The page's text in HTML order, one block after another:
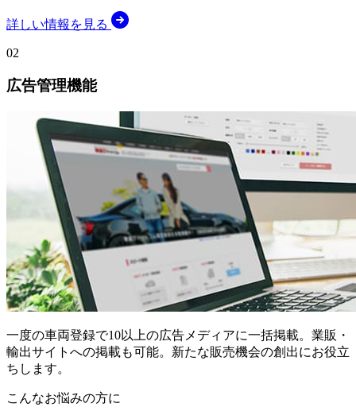
詳しい情報を見る
02
広告管理機能
一度の車両登録で10以上の広告メディアに一括掲載。業販・
輸出サイトへの掲載も可能。新たな販売機会の創出にお役立
ちします。
こんなお悩みの方に